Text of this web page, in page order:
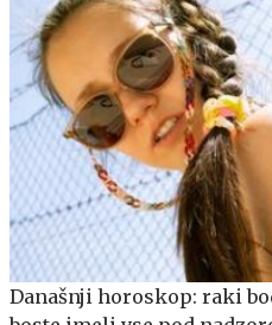
Današnji horoskop: raki